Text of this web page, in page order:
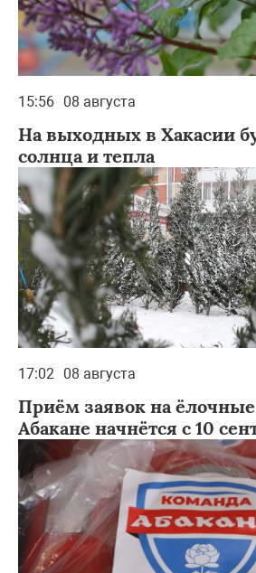
15:56 08 августа
На выходных в Хакасии
солнца и тепла
17:02 08 августа
Приём заявок на
Абакане начнётся с 10